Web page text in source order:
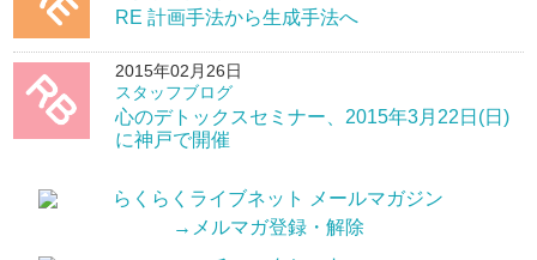
RE 計画手法から生成手法へ
2015年02月26日
スタッフブログ
心のデトックスセミナー、2015年3月22日(日)
に神戸で開催
→メルマガ登録・解除